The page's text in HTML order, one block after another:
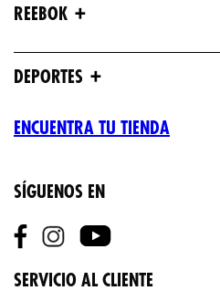
REEBOK +
DEPORTES +
ENCUENTRA TU TIENDA
SÍGUENOS EN
SERVICIO AL CLIENTE